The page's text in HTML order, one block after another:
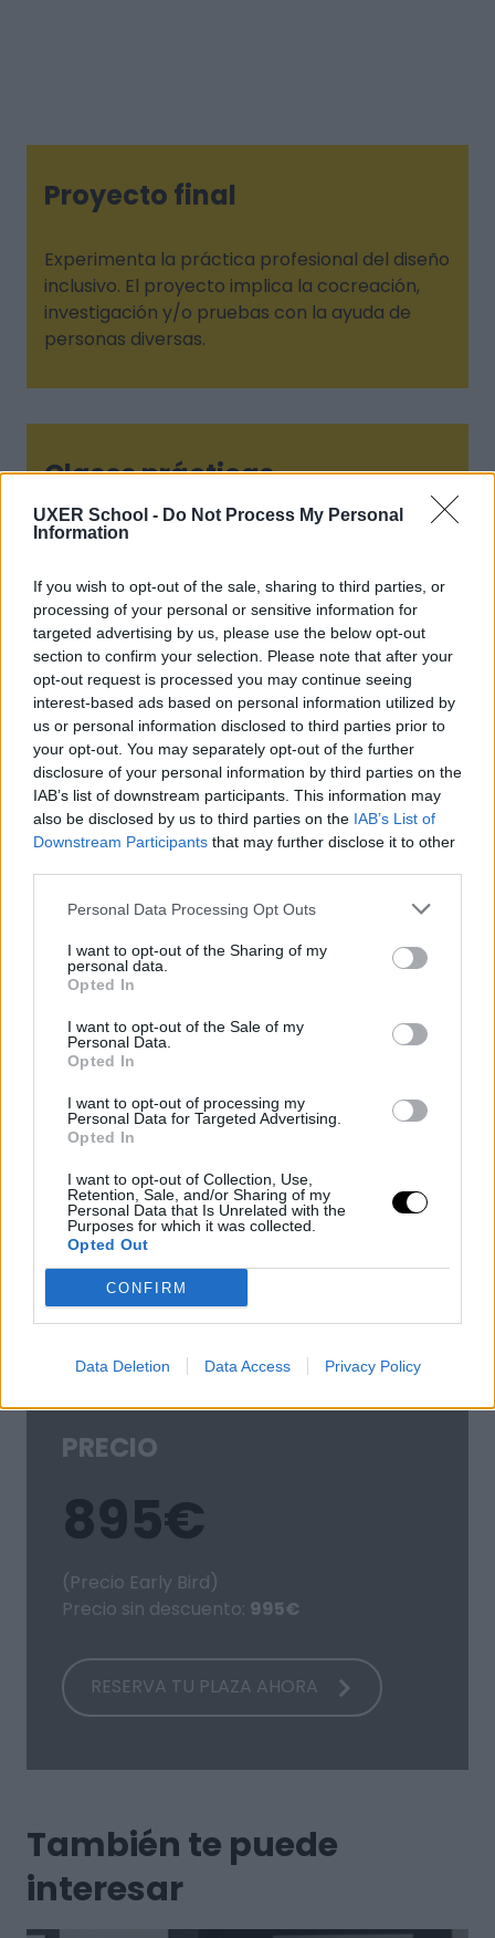
UXER School - Do Not Process My Personal
Information
If you wish to opt-out of the sale, sharing to third parties, or
processing of your personal or sensitive information for
targeted advertising by us, please use the below opt-out
section to confirm your selection. Please note that after your
opt-out request is processed you may continue seeing
interest-based ads based on personal information utilized by
us or personal information disclosed to third parties prior to
your opt-out. You may separately opt-out of the further
disclosure of your personal information by third parties on the
IAB’s list of downstream participants. This information may
also be disclosed by us to third parties on the IAB’s List of
Downstream Participants that may further disclose it to other
Personal Data Processing Opt Outs
I want to opt-out of the Sharing of my
personal data.
Opted In
I want to opt-out of the Sale of my
Personal Data.
Opted In
I want to opt-out of processing my
Personal Data for Targeted Advertising.
Opted In
I want to opt-out of Collection, Use,
Retention, Sale, and/or Sharing of my
Personal Data that Is Unrelated with the
Purposes for which it was collected.
Opted Out
CONFIRM
Data Deletion Data Access Privacy Policy
Proyecto final
Experimenta la práctica profesional del diseño
inclusivo. El proyecto implica la cocreación,
investigación y/o pruebas con la ayuda de
personas diversas.
Clases prácticas
Las sesiones teóricas incluyen pequeñas
conocimientos a la acción.
Información del
curso
FECHAS Y HORARIOS
Inicio: Próximamente
Clases en directo:
ARG >
MEX >10:30 a 13:00
MODALIDAD
Idioma:Español
Modalidad:Online directo
Duración:
Clases en directo
¡Solo 20 plazas!
PRECIO
895€
(Precio Early Bird)
Precio sin descuento: 995€
RESERVA TU PLAZA AHORA
También te puede
interesar